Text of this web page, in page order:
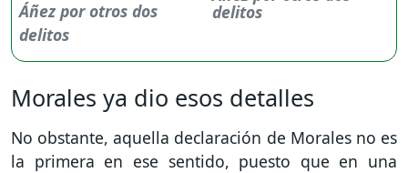
delitos
Morales ya dio esos detalles
No obstante, aquella declaración de Morales no es
la primera en ese sentido, puesto que en una